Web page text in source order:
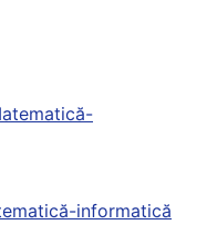
informatică